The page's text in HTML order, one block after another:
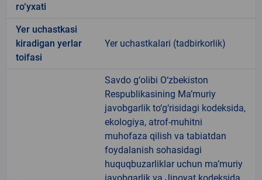
ro‘yxati
Yer uchastkasi
kiradigan yerlar
toifasi
Yer uchastkalari (tadbirkorlik)
Savdo g‘olibi O‘zbekiston
Respublikasining Ma’muriy
javobgarlik to‘g‘risidagi kodeksida,
ekologiya, atrof-muhitni
muhofaza qilish va tabiatdan
foydalanish sohasidagi
huquqbuzarliklar uchun ma’muriy